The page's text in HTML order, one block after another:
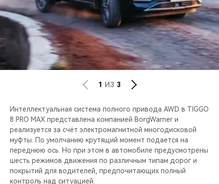
1 ИЗ 3
Интеллектуальная система полного привода AWD в TIGGO
8 PRO MAX представлена компанией BorgWarner и
реализуется за счёт электромагнитной многодисковой
муфты. По умолчанию крутящий момент подается на
переднюю ось. Но при этом в автомобиле предусмотрены
шесть режимов движения по различным типам дорог и
покрытий для водителей, предпочитающих полный
контроль над ситуацией.